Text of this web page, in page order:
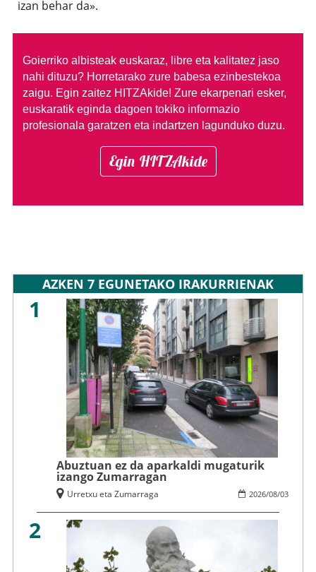
izan behar da».
Goierriko albisteak euskaraz, libre eta kalitatez jaso
nahi dituzu? Horretarako zure babesa ezinbestekoa
zaigu. Egin zaitez HITZAkide! Zure ekarpenari esker,
euskaratik eginda dagoen tokiko informazio
profesionala garatzen eta indartzen lagunduko duzu.
Egin HITZAkide
AZKEN 7 EGUNETAKO IRAKURRIENAK
1
Abuztuan ez da aparkaldi mugaturik
izango Zumarragan
2026/08/03
Urretxu eta Zumarraga
2